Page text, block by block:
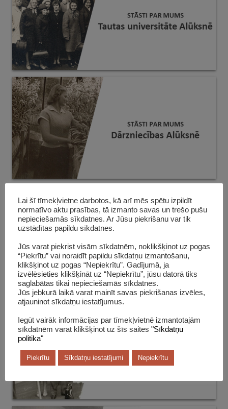
Lai šī tīmekļvietne darbotos, kā arī mēs spētu izpildīt
normatīvo aktu prasības, tā izmanto savas un trešo pušu
nepieciešamās sīkdatnes. Ar Jūsu piekrišanu var tik
uzstādītas papildu sīkdatnes.
Jūs varat piekrist visām sīkdatnēm, noklikšķinot uz pogas
“Piekrītu” vai noraidīt papildu sīkdatņu izmantošanu,
klikšķinot uz pogas “Nepiekrītu”. Gadījumā, ja
izvēlēsieties klikšķināt uz “Nepiekrītu”, jūsu datorā tiks
saglabātas tikai nepieciešamās sīkdatnes.
Jūs jebkurā laikā varat mainīt savas piekrišanas izvēles,
atjauninot sīkdatņu iestatījumus.
Iegūt vairāk informācijas par tīmekļvietnē izmantotajām
sīkdatnēm varat klikšķinot uz šīs saites "Sīkdatņu
politika"
Piekrītu Sīkdatņu iestatījumi Nepiekrītu